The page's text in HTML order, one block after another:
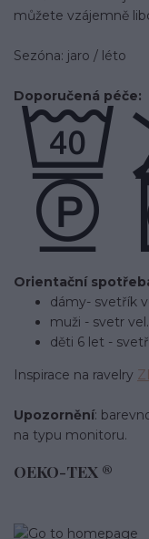
můžete vzájemně
Sezóna: jaro / léto
Doporučená péče:
Orientační
dámy- svetřík
muži - svetr
děti 6 let -
Inspirace na ravelry
Upozornění:
na typu monitoru.
OEKO-TEX ®